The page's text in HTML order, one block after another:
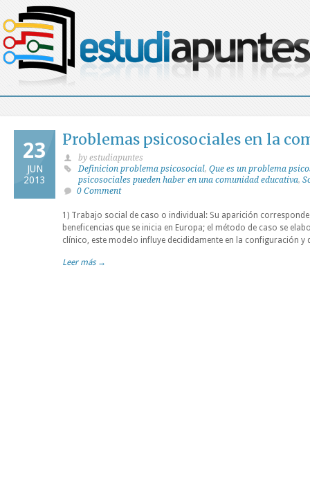
23
JUN
2013
Problemas psicosociales en la
by estudiapuntes
Definicion problema psicosocial, Que es un problema
psicosociales pueden haber en una comunidad educativa,
0 Comment
1) Trabajo social de caso o individual: Su aparición
beneficencias que se inicia en Europa; el método de caso se
clínico, este modelo influye decididamente en la configuración y
Leer más →